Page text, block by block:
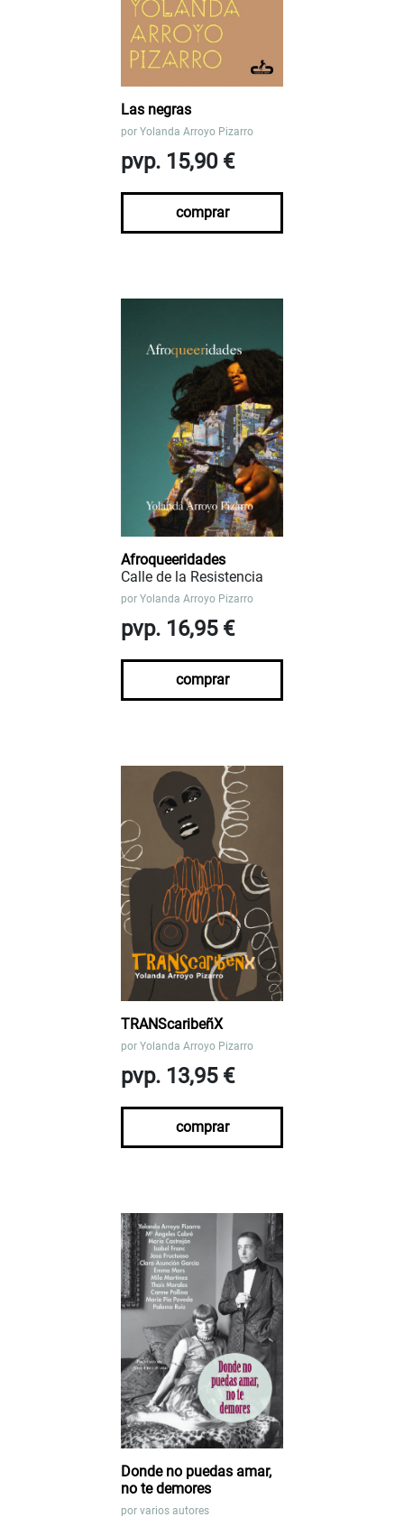
Las negras
por Yolanda Arroyo Pizarro
pvp. 15,90 €
comprar
Afroqueeridades
Calle de la Resistencia
por Yolanda Arroyo Pizarro
pvp. 16,95 €
comprar
TRANScaribeñX
por Yolanda Arroyo Pizarro
pvp. 13,95 €
comprar
Donde no puedas amar,
no te demores
por varios autores